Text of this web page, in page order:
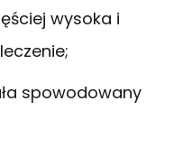
wysoka i
spowodowany